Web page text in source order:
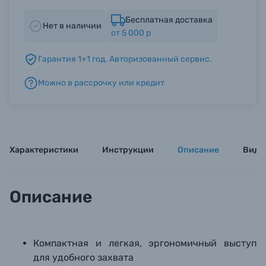
Б/У фототехника (Комиссионные товары)
Уценённые товары
Нет в наличии
Бесплатная доставка
от 5 000 р
Гарантия 1+1 год. Авторизованный сервис.
Можно в рассрочку или кредит
Характеристики Инструкции Описание
Описание
Компактная и легкая, эргономичный выступ
для удобного захвата